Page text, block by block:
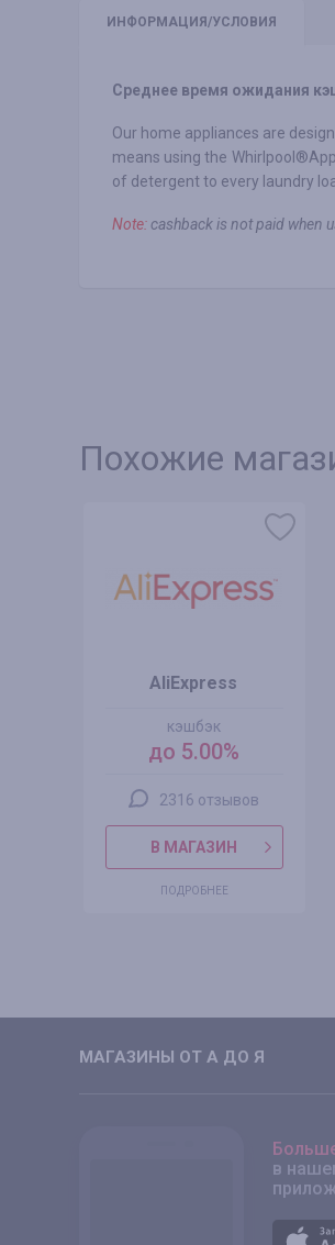
ИНФО РМАЦИЯ/УСЛОВИЯ
Среднее время ожидания
Our home appliances are
means using the
of detergent to every laundry
Note:cashback is not paid when
Похожие
AliExpress
кэшбэк
до 5.00%
2316 отзывов
В МАГАЗИН
ПОДРОБНЕЕ
МАГАЗИНЫ ОТ А ДО Я
в